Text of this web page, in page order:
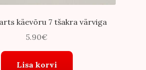
käevõru 7 tšakra värviga
5.90€
Lisa korvi